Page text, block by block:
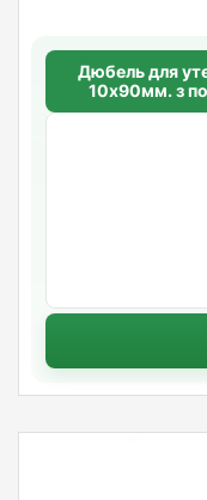
Дюбель для
10х90мм. з